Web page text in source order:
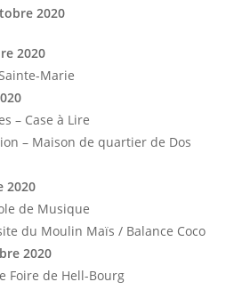
2020
2020
Marie
– Case à Lire
– Maison de quartier de Dos
2020
de Musique
du Moulin Maïs / Balance Coco
2020
Foire de Hell-Bourg